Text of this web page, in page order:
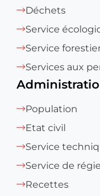
Déchets
Service
Service
Services aux
Population
Etat civil
Service
Service de régie
Recettes